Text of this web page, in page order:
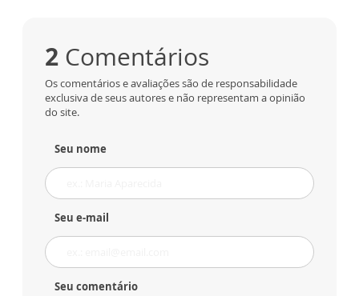
2 Comentários
Os comentários e avaliações são de responsabilidade
exclusiva de seus autores e não representam a opinião
do site.
Seu nome
Seu e-mail
Seu comentário